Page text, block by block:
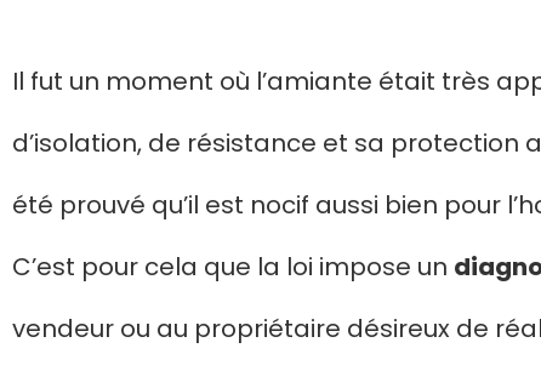
Il fut un moment où l’amiante était très
d’isolation, de résistance et sa protection
été prouvé qu’il est nocif aussi bien pour
C’est pour cela que la loi impose un
vendeur ou au propriétaire désireux de